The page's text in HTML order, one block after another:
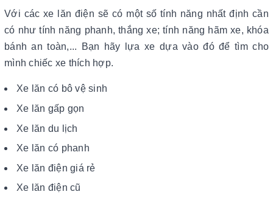
Với các xe lăn điện sẽ có một số tính năng nhất định cần
có như tính năng phanh, thắng xe; tính năng hãm xe, khóa
bánh an toàn,... Bạn hãy lựa xe dựa vào đó để tìm cho
mình chiếc xe thích hợp.
Xe lăn có bô vệ sinh
Xe lăn gấp gọn
Xe lăn du lịch
Xe lăn có phanh
Xe lăn điện giá rẻ
Xe lăn điện cũ